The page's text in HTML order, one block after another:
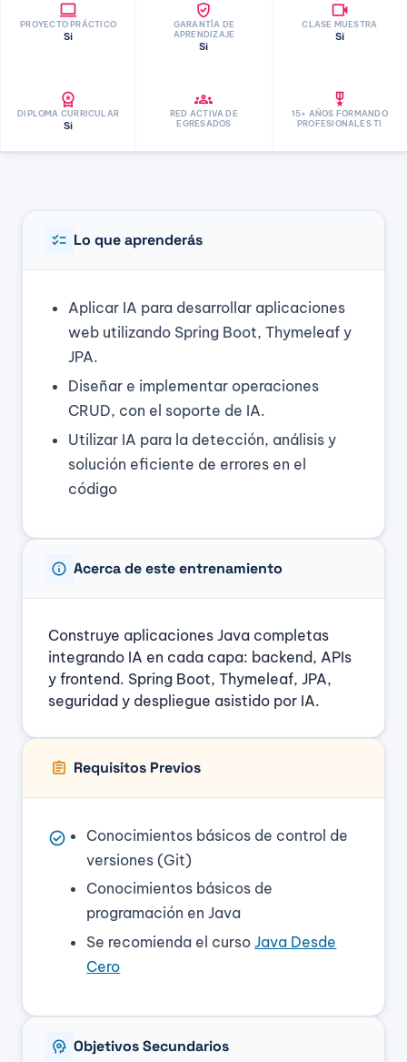
laptop
PROYECTO PRÁCTICO
Si
verified_user
GARANTÍA DE
APRENDIZAJE
Si
videocam
CLASE MUESTRA
Si
workspace_premium
DIPLOMA CURRICULAR
Si
groups
RED ACTIVA DE
EGRESADOS
military_tech
15+ AÑOS FORMANDO
PROFESIONALES TI
checklist Lo que aprenderás
Aplicar IA para desarrollar aplicaciones
web utilizando Spring Boot, Thymeleaf y
JPA.
Diseñar e implementar operaciones
CRUD, con el soporte de IA.
Utilizar IA para la detección, análisis y
solución eficiente de errores en el
código
info Acerca de este entrenamiento
Construye aplicaciones Java completas
integrando IA en cada capa: backend, APIs
y frontend. Spring Boot, Thymeleaf, JPA,
seguridad y despliegue asistido por IA.
assignment Requisitos Previos
check_circle
Conocimientos básicos de control de
versiones (Git)
Conocimientos básicos de
programación en Java
Se recomienda el cursoJava Desde
Cero
psychology Objetivos Secundarios